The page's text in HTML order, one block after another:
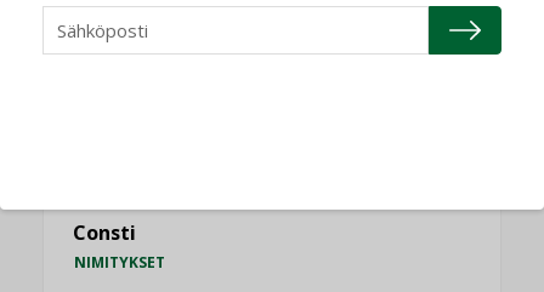
KATSO KAIKKI
Consti
NIMITYKSET